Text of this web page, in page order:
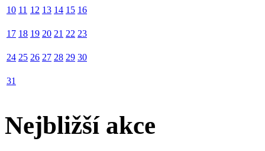
10 11 12 13 14 15 16
17 18 19 20 21 22 23
24 25 26 27 28 29 30
31
Nejbližší akce